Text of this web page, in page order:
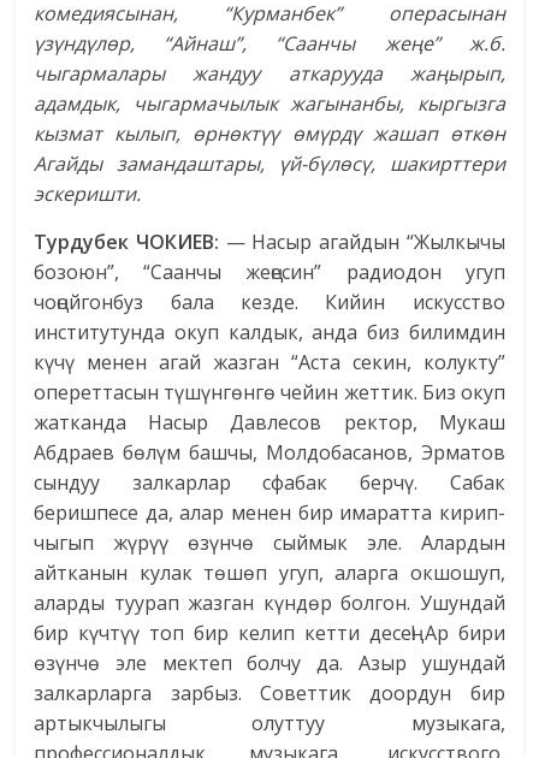
комедиясынан, “Курманбек” операсынан
үзүндүлөр, “Айнаш”, “Саанчы жеңе” ж.б.
чыгармалары жандуу аткарууда жаңырып,
адамдык, чыгармачылык жагынанбы, кыргызга
кызмат кылып, өрнөктүү өмүрдү жашап өткөн
Агайды замандаштары, үй-бүлөсү, шакирттери
эскеришти.
Турдубек ЧОКИЕВ: — Насыр агайдын “Жылкычы
бозоюн”, “Саанчы жеңесин” радиодон угуп
чоңойгонбуз бала кезде. Кийин искусство
институтунда окуп калдык, анда биз билимдин
күчү менен агай жазган “Аста секин, колукту”
опереттасын түшүнгөнгө чейин жеттик. Биз окуп
жатканда Насыр Давлесов ректор, Мукаш
Абдраев бөлүм башчы, Молдобасанов, Эрматов
сындуу залкарлар сфабак берчү. Сабак
беришпесе да, алар менен бир имаратта кирип-
чыгып жүрүү өзүнчө сыймык эле. Алардын
айтканын кулак төшөп угуп, аларга окшошуп,
аларды туурап жазган күндөр болгон. Ушундай
бир күчтүү топ бир келип кетти десең! Ар бири
өзүнчө эле мектеп болчу да. Азыр ушундай
залкарларга зарбыз. Советтик доордун бир
артыкчылыгы олуттуу музыкага,